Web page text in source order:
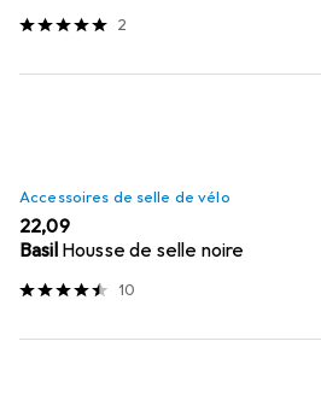
2
Accessoires de selle de vélo
EUR
22,09
Basil Housse de selle noire
10